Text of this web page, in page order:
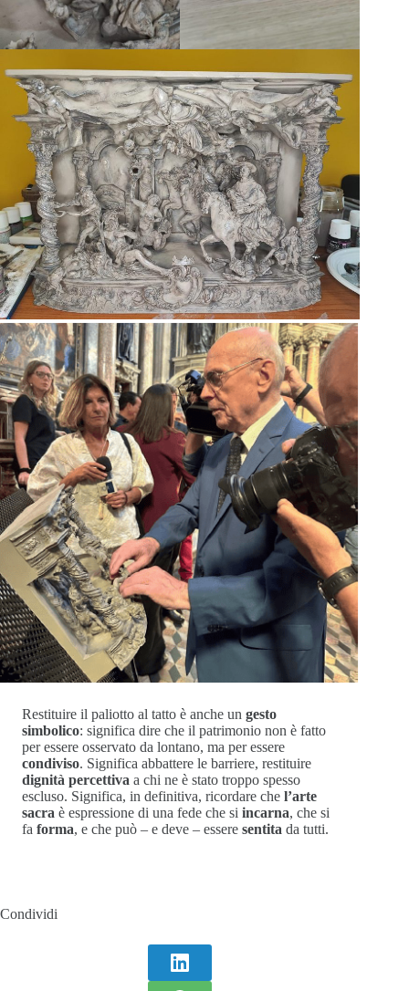
Restituire il paliotto al tatto è anche un gesto
simbolico: significa dire che il patrimonio non è fatto
per essere osservato da lontano, ma per essere
condiviso. Significa abbattere le barriere, restituire
dignità percettiva a chi ne è stato troppo spesso
escluso. Significa, in definitiva, ricordare che l’arte
sacra è espressione di una fede che si incarna, che si
fa forma, e che può – e deve – essere sentita da tutti.
Condividi